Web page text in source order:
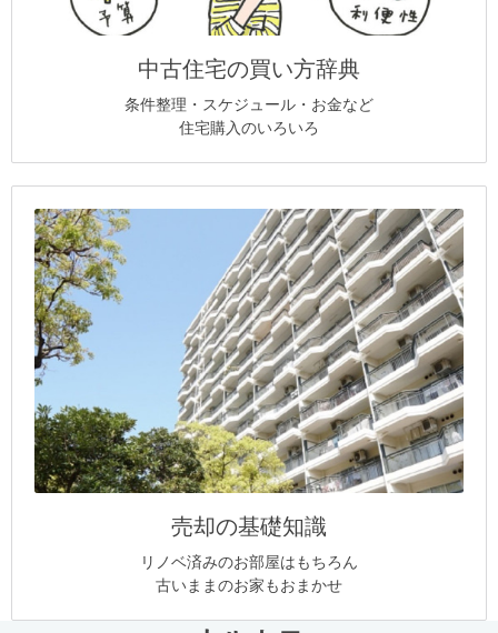
中古住宅の買い方辞典
条件整理・スケジュール・お金など
住宅購入のいろいろ
売却の基礎知識
リノベ済みのお部屋はもちろん
古いままのお家もおまかせ